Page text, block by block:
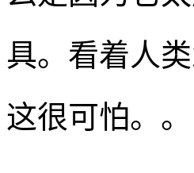
具。看着人
这很可怕。。